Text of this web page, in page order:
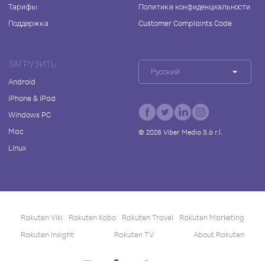
Тарифы
Поддержка
Политика конфиденциальности
Customer Complaints Code
ЗАГРУЗИТЬ
Android
iPhone & iPad
Windows PC
Mac
Linux
Русский
© 2026Viber Media S.à r.l.
Rakuten Viki Rakuten Kobo Rakuten Travel
Rakuten Marketing
Rakuten Insight
Rakuten TV About Rakuten